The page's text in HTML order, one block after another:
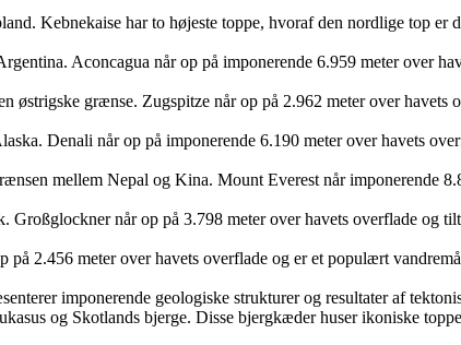
Kebnekaise har to højeste toppe, hvoraf den nordlige top er
Aconcagua når op på imponerende 6.959 meter over
grænse. Zugspitze når op på 2.962 meter over havets
Denali når op på imponerende 6.190 meter over havets
mellem Nepal og Kina. Mount Everest når imponerende
når op på 3.798 meter over havets overflade og
2.456 meter over havets overflade og er et populært
imponerende geologiske strukturer og resultater af
og Skotlands bjerge. Disse bjergkæder huser ikoniske